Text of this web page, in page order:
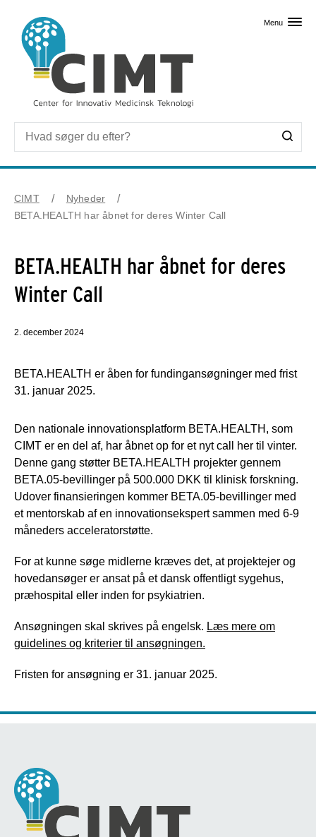
Menu
CIMT
Nyheder
BETA.HEALTH har åbnet for deres Winter Call
BETA.HEALTH har åbnet for deres
Winter Call
2. december 2024
BETA.HEALTH er åben for fundingansøgninger med frist
31. januar 2025.
Den nationale innovationsplatform BETA.HEALTH, som
CIMT er en del af, har åbnet op for et nyt call her til vinter.
Denne gang støtter BETA.HEALTH projekter gennem
BETA.05-bevillinger på 500.000 DKK til klinisk forskning.
Udover finansieringen kommer BETA.05-bevillinger med
et mentorskab af en innovationsekspert sammen med 6-9
måneders acceleratorstøtte.
For at kunne søge midlerne kræves det, at projektejer og
hovedansøger er ansat på et dansk offentligt sygehus,
præhospital eller inden for psykiatrien.
Ansøgningen skal skrives på engelsk. Læs mere om
guidelines og kriterier til ansøgningen.
Fristen for ansøgning er 31. januar 2025.